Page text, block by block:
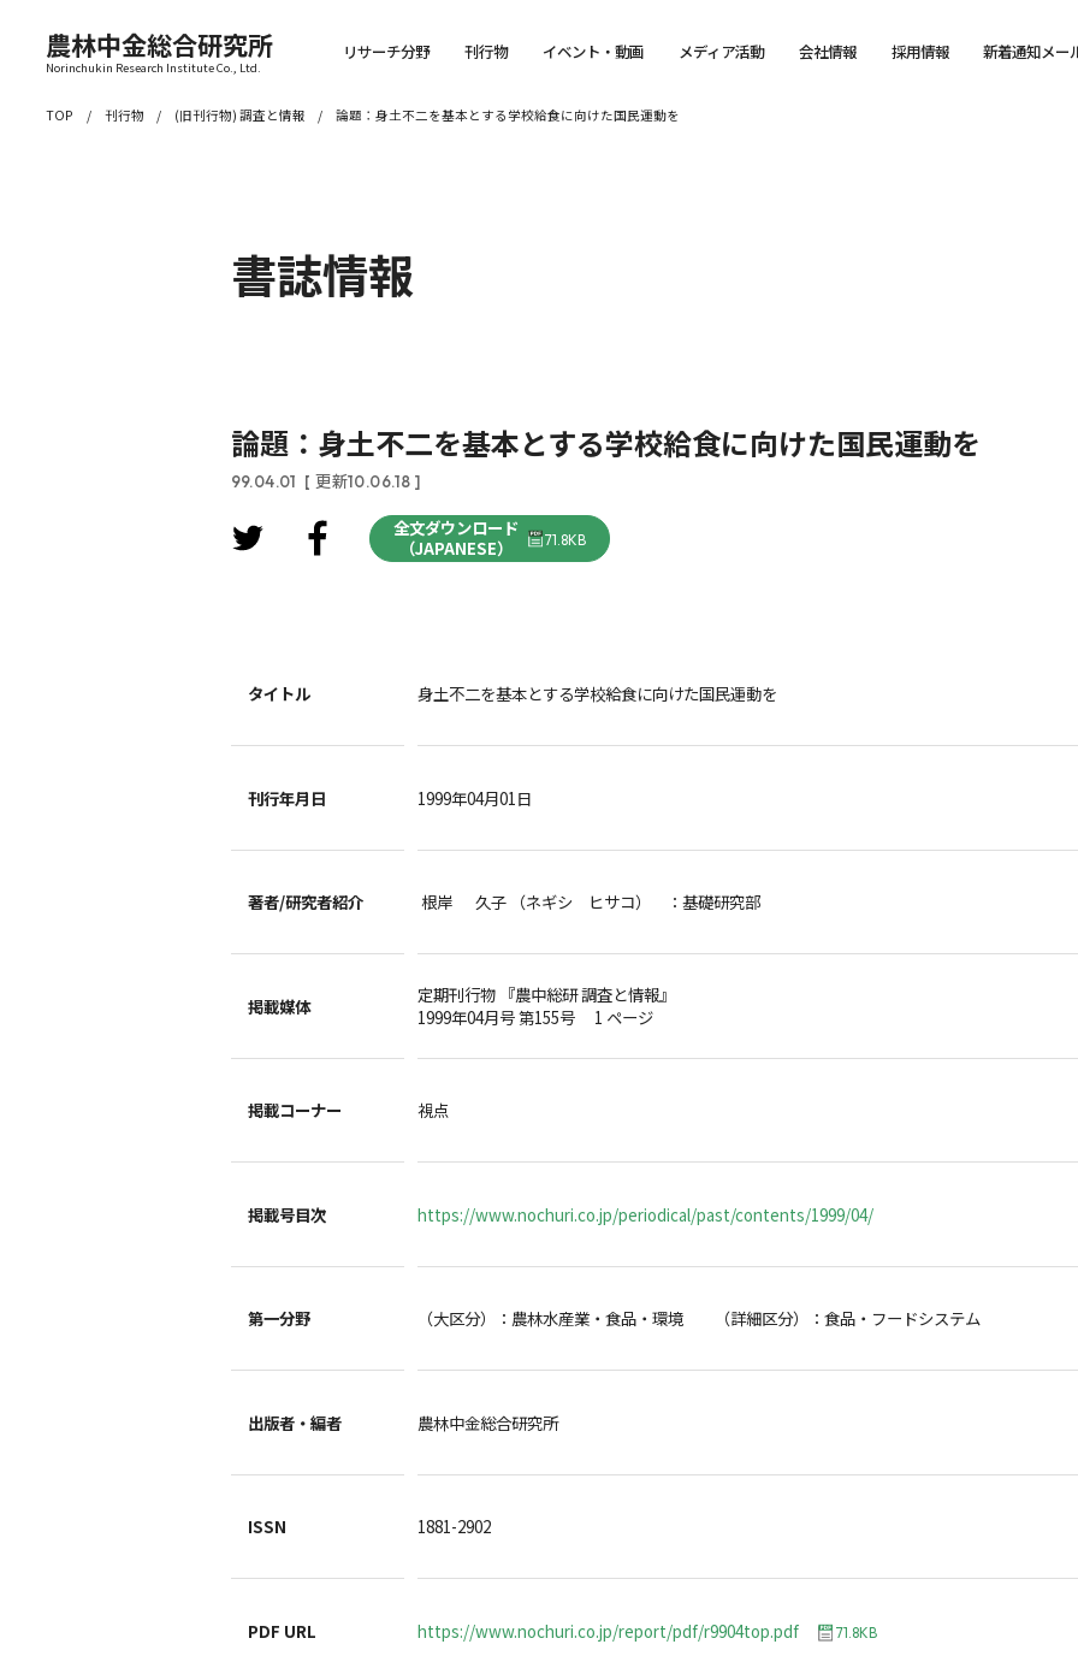
農林中金総合研究所
Norinchukin Research Institute Co., Ltd.
リサーチ分野 刊行物 イベント・動画 メディア活動 会社情報 採用情報 新着通知メー
TOP 刊行物 (旧刊行物) 調査と情報 論題：身土不二を基本とする学校給食に向けた国民運動を
書誌情報
論題：身土不二を基本とする学校給食に向けた国民運動を
99.04.01 [ 更新10.06.18 ]
全文ダウンロード
（JAPANESE）
71.8KB
タイトル 身土不二を基本とする学校給食に向けた国民運動を
刊行年月日 1999年04月01日
著者/研究者紹介 根岸 久子 （ネギシ ヒサコ） ：基礎研究部
掲載媒体
定期刊行物 『農中総研 調査と情報』
1999年04月号 第155号 1 ページ
掲載コーナー 視点
掲載号目次 https://www.nochuri.co.jp/periodical/past/contents/1999/04/
第一分野 （大区分）：農林水産業・食品・環境 （詳細区分）：食品・フードシステム
出版者・編者 農林中金総合研究所
ISSN 1881-2902
PDF URL https://www.nochuri.co.jp/report/pdf/r9904top.pdf 71.8KB